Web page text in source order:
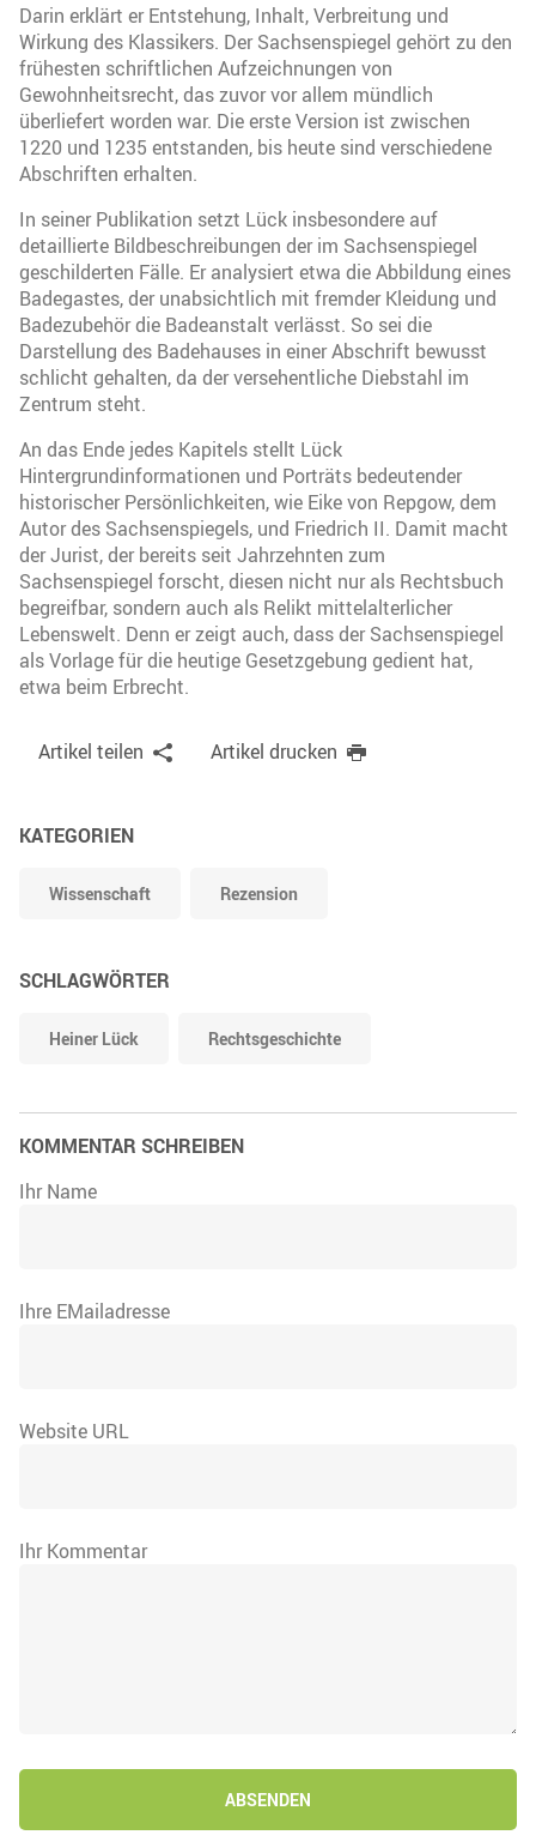
Darin erklärt er Entstehung, Inhalt, Verbreitung und
Wirkung des Klassikers. Der Sachsenspiegel gehört zu den
frühesten schriftlichen Aufzeichnungen von
Gewohnheitsrecht, das zuvor vor allem mündlich
überliefert worden war. Die erste Version ist zwischen
1220 und 1235 entstanden, bis heute sind verschiedene
Abschriften erhalten.
In seiner Publikation setzt Lück insbesondere auf
detaillierte Bildbeschreibungen der im Sachsenspiegel
geschilderten Fälle. Er analysiert etwa die Abbildung eines
Badegastes, der unabsichtlich mit fremder Kleidung und
Badezubehör die Badeanstalt verlässt. So sei die
Darstellung des Badehauses in einer Abschrift bewusst
schlicht gehalten, da der versehentliche Diebstahl im
Zentrum steht.
An das Ende jedes Kapitels stellt Lück
Hintergrundinformationen und Porträts bedeutender
historischer Persönlichkeiten, wie Eike von Repgow, dem
Autor des Sachsenspiegels, und Friedrich II. Damit macht
der Jurist, der bereits seit Jahrzehnten zum
Sachsenspiegel forscht, diesen nicht nur als Rechtsbuch
begreifbar, sondern auch als Relikt mittelalterlicher
Lebenswelt. Denn er zeigt auch, dass der Sachsenspiegel
als Vorlage für die heutige Gesetzgebung gedient hat,
etwa beim Erbrecht.
Artikel teilen Artikel drucken
KATEGORIEN
Wissenschaft Rezension
SCHLAGWÖRTER
Heiner Lück Rechtsgeschichte
KOMMENTAR SCHREIBEN
Ihr Name
Ihre EMailadresse
Website URL
Ihr Kommentar
ABSENDEN